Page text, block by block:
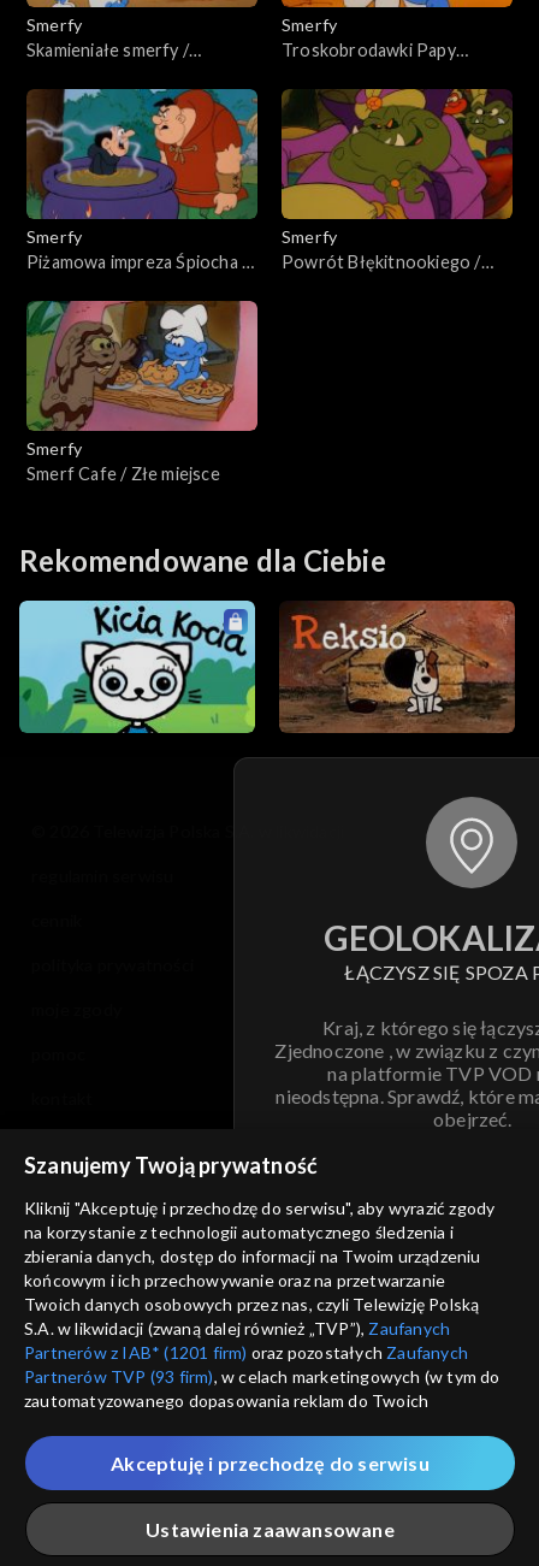
Smerfy
Skamieniałe smerfy /
Smerfy
Troskobrodawki Papy
Smerfolator
Smerfy
Piżamowa impreza Śpiocha /
Smerfy
Powrót Błękitnookiego /
Smerfy
Smerf Cafe / Złe miejsce
Rekomendowane dla Ciebie
ŁĄCZYSZ SIĘ SPOZA
Kraj, z którego się
Zjednoczone , w związku z
na platformie TVP VOD
nieodstępna. Sprawdź, które
obejrzeć.
ANULUJ
informacje o dostawcy usług
Szanujemy Twoją prywatność
Kliknij "Akceptuję i przechodzę do serwisu", aby wyrazić zgody
na korzystanie z technologii automatycznego śledzenia i
zbierania danych, dostęp do informacji na Twoim urządzeniu
końcowym i ich przechowywanie oraz na przetwarzanie
Twoich danych osobowych przez nas, czyli Telewizję Polską
S.A. w likwidacji (zwaną dalej również „TVP”), Zaufanych
Partnerów z IAB* (1201 firm) oraz pozostałych Zaufanych
Partnerów TVP (93 firm), w celach marketingowych (w tym do
zautomatyzowanego dopasowania reklam do Twoich
które wskazujemy poniżej, a także zgody na udostępnianie
przez nas identyfikatora PPID do Google.
Twoje dane osobowe zbierane podczas odwiedzania przez
Ciebie naszych
poszczególnych serwisówzwanych dalej
„Portalem”, w tym informacje zapisywane za pomocą
Ustawienia zaawansowane
Akceptuję i przechodzę do serwisu